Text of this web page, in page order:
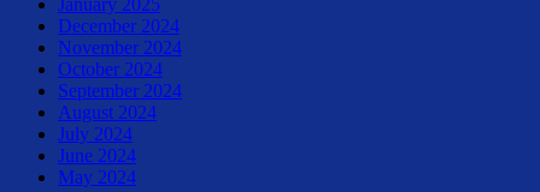
December 2024
November 2024
October 2024
September 2024
August 2024
July 2024
June 2024
May 2024